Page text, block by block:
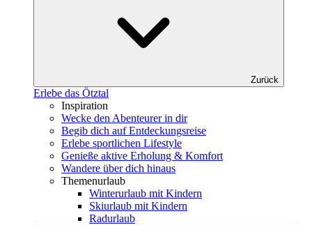
Zurück
Erlebe das Ötztal
Inspiration
Wecke den Abenteurer in dir
Begib dich auf Entdeckungsreise
Erlebe sportlichen Lifestyle
Genieße aktive Erholung & Komfort
Wandere über dich hinaus
Themenurlaub
Winterurlaub mit Kindern
Skiurlaub mit Kindern
Radurlaub